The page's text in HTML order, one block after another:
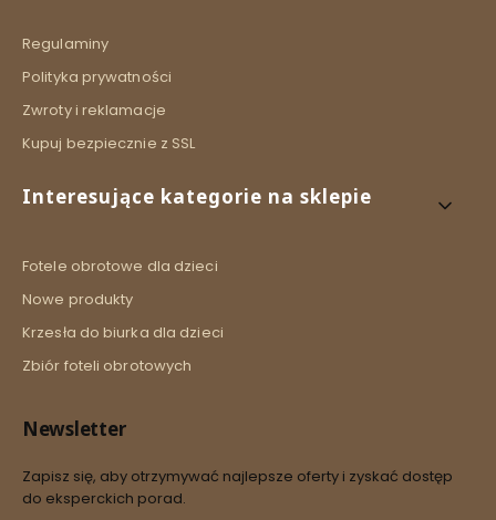
Regulaminy
Polityka prywatności
Zwroty i reklamacje
Kupuj bezpiecznie z SSL
Interesujące kategorie na sklepie
Fotele obrotowe dla dzieci
Nowe produkty
Krzesła do biurka dla dzieci
Zbiór foteli obrotowych
Newsletter
Zapisz się, aby otrzymywać najlepsze oferty i zyskać dostęp
do eksperckich porad.